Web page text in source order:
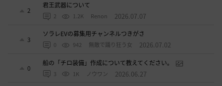
2
君王武器について
2 1.2K Renon 2026.07.07
3
ソラレEVの募集用チャンネルつきがさ
0 942 無敵で踊り狂う女 2026.07.02
0
船の「チロ装備」作成について教えてください。
3 1K ノウワン 2026.06.27